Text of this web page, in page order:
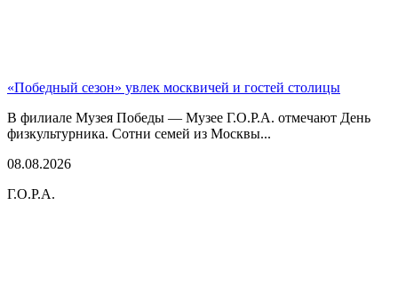
«Победный сезон» увлек москвичей и гостей столицы
В филиале Музея Победы — Музее Г.О.Р.А. отмечают День
физкультурника. Сотни семей из Москвы...
08.08.2026
Г.О.Р.А.